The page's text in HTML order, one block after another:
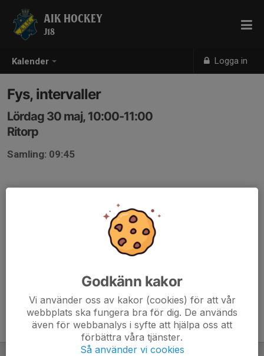
Kalender Logga in
AIK HOCKEY
J18
Fys, intervaller
Lördag 30 maj, 10:00-11:00
Ritorp
Samling: 09:45
Godkänn kakor
Vi använder oss av kakor (cookies) för att vår
webbplats ska fungera bra för dig. De används
även för webbanalys i syfte att hjälpa oss att
förbättra våra tjänster.
Så använder vi cookies